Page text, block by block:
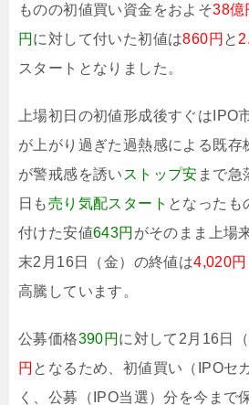
ものの初値買い資金をおよそ38億
円 に対して付いた初値は860円 と
スタートとなりました。
上場初日の初値形成後すぐはIPO
が上がり過ぎた過熱感による既存
が警戒感を誘い ストップ安 まで急
日も売り気配スタート となったも
付けた安値643円 がそのまま上場
末2月16日（金）の終値は4,020円
高騰しています。
公募価格390円 に対して2月16日
円 となるため、初値買い（IPOセ
く、公募（IPO当選）分を今まで